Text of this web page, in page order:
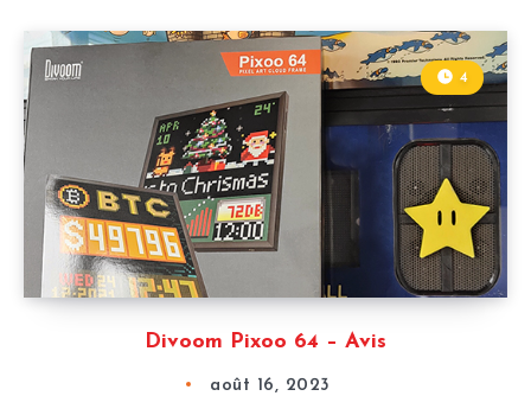
Divoom Pixoo 64 – Avis
4
août 16, 2023